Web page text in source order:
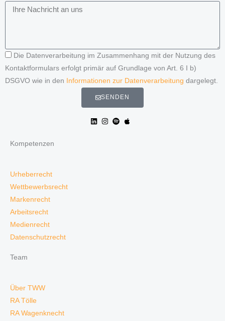
Die Datenverarbeitung im Zusammenhang mit der Nutzung des
Kontaktformulars erfolgt primär auf Grundlage von Art. 6 I b)
DSGVO wie in den
Informationen zur Datenverarbeitung dargelegt.
SENDEN
Kompetenzen
Urheberrecht
Wettbewerbsrecht
Markenrecht
Arbeitsrecht
Medienrecht
Datenschutzrecht
Team
Über TWW
RA Tölle
RA Wagenknecht